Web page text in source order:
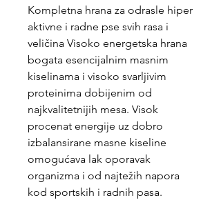
Kompletna hrana za odrasle hiper
aktivne i radne pse svih rasa i
veličina Visoko energetska hrana
bogata esencijalnim masnim
kiselinama i visoko svarljivim
proteinima dobijenim od
najkvalitetnijih mesa. Visok
procenat energije uz dobro
izbalansirane masne kiseline
omogućava lak oporavak
organizma i od najtežih napora
kod sportskih i radnih pasa.